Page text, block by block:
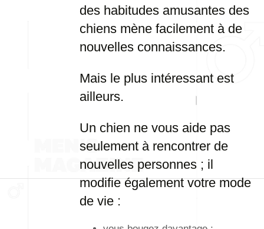
des habitudes amusantes des
chiens mène facilement à de
nouvelles connaissances.
Mais le plus intéressant est
ailleurs.
Un chien ne vous aide pas
seulement à rencontrer de
nouvelles personnes ; il
modifie également votre mode
de vie :